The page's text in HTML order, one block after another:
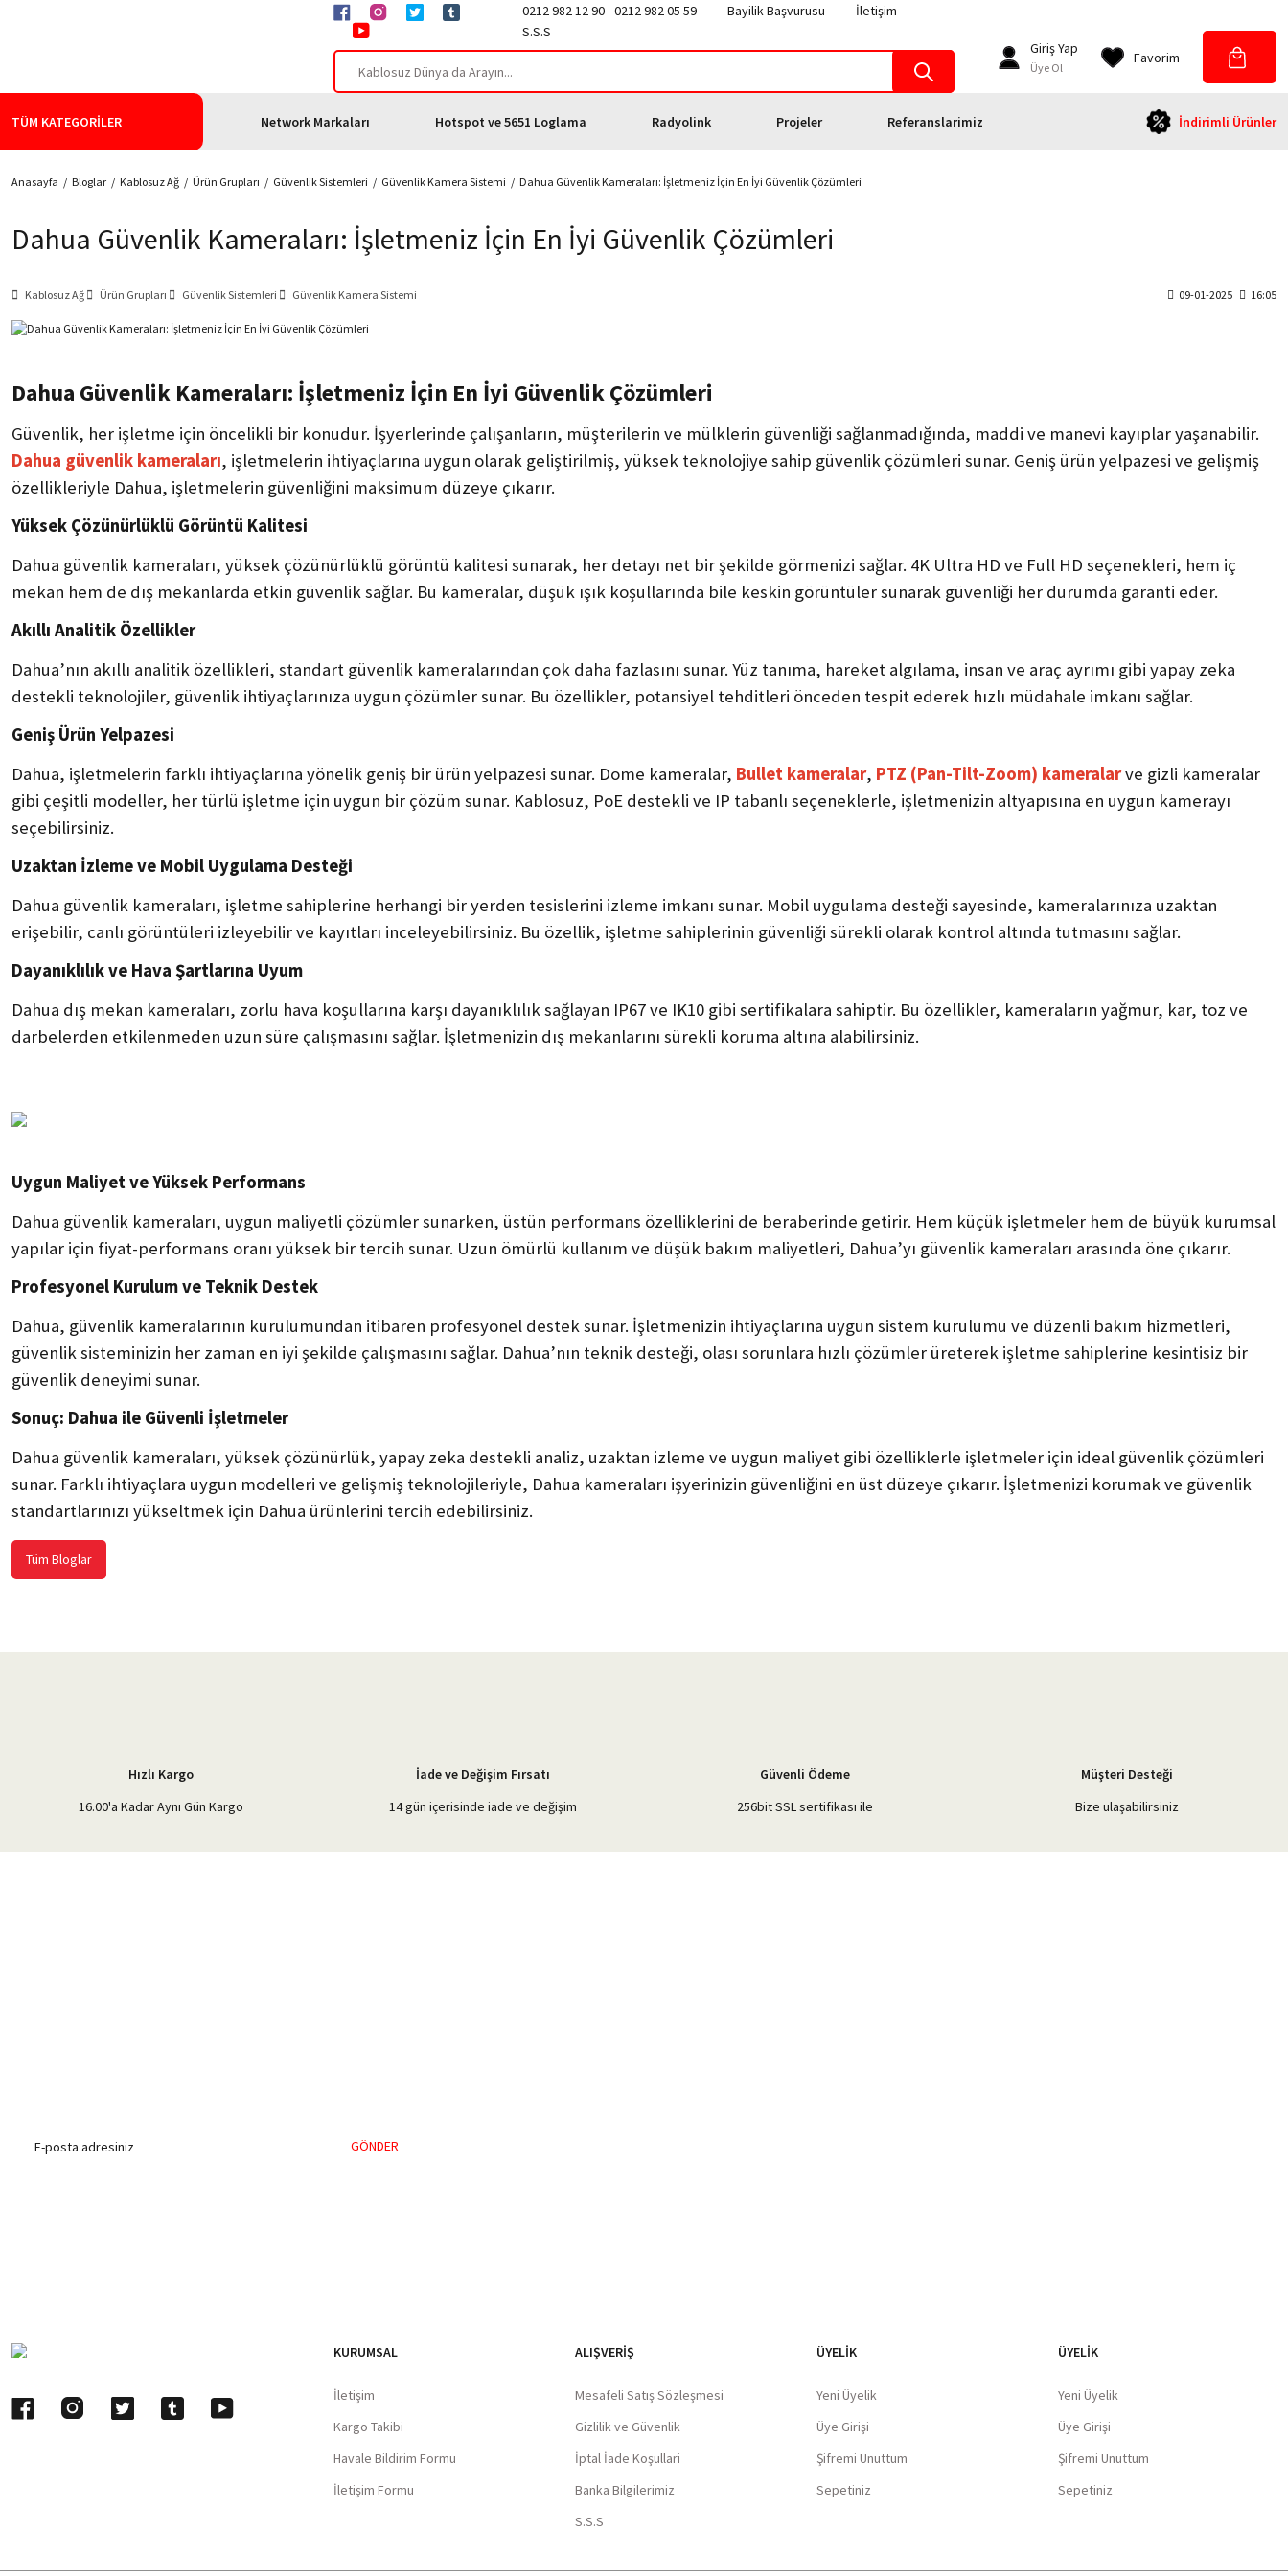
0212 982 12 90 - 0212 982 05 59 Bayilik Başvurusu
İletişim
S.S.S
Giriş Yap
Üye Ol
Favorim
TÜM KATEGORİLER Network Markaları Hotspot ve 5651 Loglama Radyolink Projeler Referanslarimiz İndirimli Ürünler
Anasayfa Bloglar Kablosuz Ağ Ürün Grupları Güvenlik Sistemleri Güvenlik Kamera Sistemi Dahua Güvenlik Kameraları: İşletmeniz İçin En İyi Güvenlik Çözümleri
Dahua Güvenlik Kameraları: İşletmeniz İçin En İyi Güvenlik Çözümleri
Kablosuz Ağ Ürün Grupları Güvenlik Sistemleri Güvenlik Kamera Sistemi 09-01-2025 16:05
Dahua Güvenlik Kameraları: İşletmeniz İçin En İyi Güvenlik Çözümleri
Güvenlik, her işletme için öncelikli bir konudur. İşyerlerinde çalışanların, müşterilerin ve mülklerin güvenliği sağlanmadığında, maddi ve manevi kayıplar yaşanabilir.
Dahua güvenlik kameraları, işletmelerin ihtiyaçlarına uygun olarak geliştirilmiş, yüksek teknolojiye sahip güvenlik çözümleri sunar. Geniş ürün yelpazesi ve gelişmiş
özellikleriyle Dahua, işletmelerin güvenliğini maksimum düzeye çıkarır.
Yüksek Çözünürlüklü Görüntü Kalitesi
Dahua güvenlik kameraları, yüksek çözünürlüklü görüntü kalitesi sunarak, her detayı net bir şekilde görmenizi sağlar. 4K Ultra HD ve Full HD seçenekleri, hem iç
mekan hem de dış mekanlarda etkin güvenlik sağlar. Bu kameralar, düşük ışık koşullarında bile keskin görüntüler sunarak güvenliği her durumda garanti eder.
Akıllı Analitik Özellikler
Dahua’nın akıllı analitik özellikleri, standart güvenlik kameralarından çok daha fazlasını sunar. Yüz tanıma, hareket algılama, insan ve araç ayrımı gibi yapay zeka
destekli teknolojiler, güvenlik ihtiyaçlarınıza uygun çözümler sunar. Bu özellikler, potansiyel tehditleri önceden tespit ederek hızlı müdahale imkanı sağlar.
Geniş Ürün Yelpazesi
Dahua, işletmelerin farklı ihtiyaçlarına yönelik geniş bir ürün yelpazesi sunar. Dome kameralar, Bullet kameralar, PTZ (Pan-Tilt-Zoom) kameralarve gizli kameralar
gibi çeşitli modeller, her türlü işletme için uygun bir çözüm sunar. Kablosuz, PoE destekli ve IP tabanlı seçeneklerle, işletmenizin altyapısına en uygun kamerayı
seçebilirsiniz.
Uzaktan İzleme ve Mobil Uygulama Desteği
Dahua güvenlik kameraları, işletme sahiplerine herhangi bir yerden tesislerini izleme imkanı sunar. Mobil uygulama desteği sayesinde, kameralarınıza uzaktan
erişebilir, canlı görüntüleri izleyebilir ve kayıtları inceleyebilirsiniz. Bu özellik, işletme sahiplerinin güvenliği sürekli olarak kontrol altında tutmasını sağlar.
Dayanıklılık ve Hava Şartlarına Uyum
Dahua dış mekan kameraları, zorlu hava koşullarına karşı dayanıklılık sağlayan IP67 ve IK10 gibi sertifikalara sahiptir. Bu özellikler, kameraların yağmur, kar, toz ve
darbelerden etkilenmeden uzun süre çalışmasını sağlar. İşletmenizin dış mekanlarını sürekli koruma altına alabilirsiniz.
Uygun Maliyet ve Yüksek Performans
Dahua güvenlik kameraları, uygun maliyetli çözümler sunarken, üstün performans özelliklerini de beraberinde getirir. Hem küçük işletmeler hem de büyük kurumsal
yapılar için fiyat-performans oranı yüksek bir tercih sunar. Uzun ömürlü kullanım ve düşük bakım maliyetleri, Dahua’yı güvenlik kameraları arasında öne çıkarır.
Profesyonel Kurulum ve Teknik Destek
Dahua, güvenlik kameralarının kurulumundan itibaren profesyonel destek sunar. İşletmenizin ihtiyaçlarına uygun sistem kurulumu ve düzenli bakım hizmetleri,
güvenlik sisteminizin her zaman en iyi şekilde çalışmasını sağlar. Dahua’nın teknik desteği, olası sorunlara hızlı çözümler üreterek işletme sahiplerine kesintisiz bir
güvenlik deneyimi sunar.
Sonuç: Dahua ile Güvenli İşletmeler
Dahua güvenlik kameraları, yüksek çözünürlük, yapay zeka destekli analiz, uzaktan izleme ve uygun maliyet gibi özelliklerle işletmeler için ideal güvenlik çözümleri
sunar. Farklı ihtiyaçlara uygun modelleri ve gelişmiş teknolojileriyle, Dahua kameraları işyerinizin güvenliğini en üst düzeye çıkarır. İşletmenizi korumak ve güvenlik
standartlarınızı yükseltmek için Dahua ürünlerini tercih edebilirsiniz.
Tüm Bloglar
Hızlı Kargo
16.00'a Kadar Aynı Gün Kargo
İade ve Değişim Fırsatı
14 gün içerisinde iade ve değişim
Güvenli Ödeme
256bit SSL sertifikası ile
Müşteri Desteği
Bize ulaşabilirsiniz
GÖNDER
KURUMSAL
İletişim
Kargo Takibi
Havale Bildirim Formu
İletişim Formu
ALIŞVERIŞ
Mesafeli Satış Sözleşmesi
Gizlilik ve Güvenlik
İptal İade Koşullari
Banka Bilgilerimiz
S.S.S
ÜYELİK
Yeni Üyelik
Üye Girişi
Şifremi Unuttum
Sepetiniz
ÜYELİK
Yeni Üyelik
Üye Girişi
Şifremi Unuttum
Sepetiniz